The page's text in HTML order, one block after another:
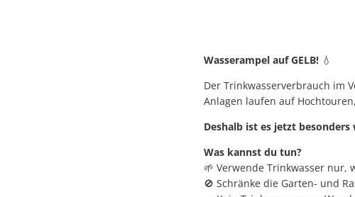
Wasserampel auf GELB! 💧
Der Trinkwasserverbrauch im
Anlagen laufen auf
Deshalb ist es jetzt
Was kannst du tun?
🌱 Verwende Trinkwasser nur,
🚫 Schränke die Garten- und